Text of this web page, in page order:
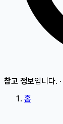
참고 정보입니다. ·
홈